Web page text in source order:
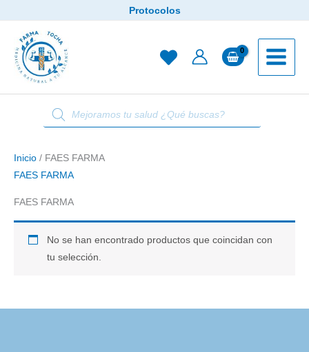
contenido
Protocolos
de
productos
Inicio / FAES FARMA
FAES FARMA
FAES FARMA
No se han encontrado productos que coincidan con
tu selección.